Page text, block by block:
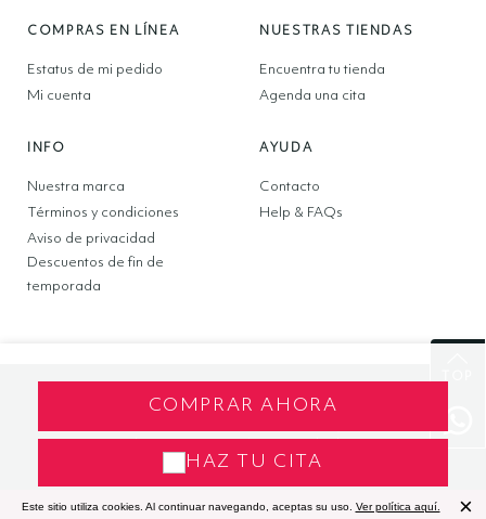
COMPRAR AHORA
HAZ TU CITA
COMPRAS EN LÍNEA
Estatus de mi pedido
Mi cuenta
NUESTRAS TIENDAS
Encuentra tu tienda
Agenda una cita
INFO
Nuestra marca
Términos y condiciones
Aviso de privacidad
Descuentos de fin de
temporada
AYUDA
Contacto
Help & FAQs
Copyright © 2025 LBR NOVIAS S.A. de C.V. Todos los
C.P. 53500
Este sitio utiliza cookies. Al continuar navegando, aceptas su uso. Ver política aquí. ×